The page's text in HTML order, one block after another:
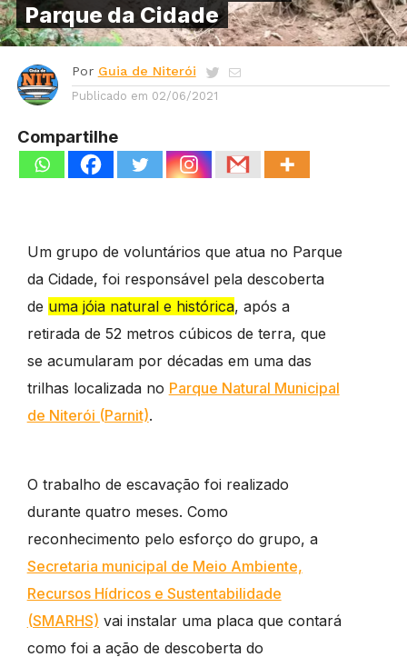
Parque da Cidade
Por Guia de Niterói
Publicado em 02/06/2021
Compartilhe
Um grupo de voluntários que atua no Parque
da Cidade, foi responsável pela descoberta
de uma jóia natural e histórica, após a
retirada de 52 metros cúbicos de terra, que
se acumularam por décadas em uma das
trilhas localizada no Parque Natural Municipal
de Niterói (Parnit).
O trabalho de escavação foi realizado
durante quatro meses. Como
reconhecimento pelo esforço do grupo, a
Secretaria municipal de Meio Ambiente,
Recursos Hídricos e Sustentabilidade
(SMARHS) vai instalar uma placa que contará
como foi a ação de descoberta do